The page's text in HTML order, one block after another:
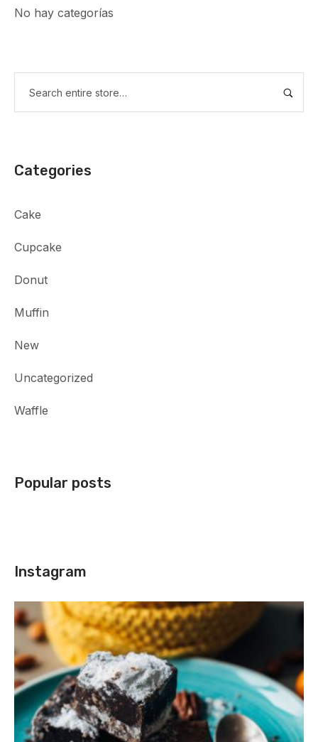
No hay categorías
Categories
Cake
Cupcake
Donut
Muffin
New
Uncategorized
Waffle
Popular posts
Instagram